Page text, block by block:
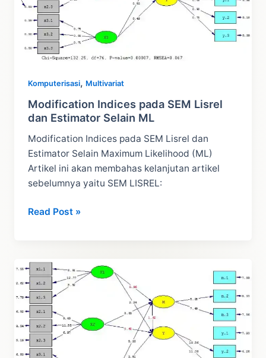
Komputerisasi, Multivariat
Modification Indices pada SEM Lisrel
dan Estimator Selain ML
Modification Indices pada SEM Lisrel dan
Estimator Selain Maximum Likelihood (ML)
Artikel ini akan membahas kelanjutan artikel
sebelumnya yaitu SEM LISREL:
Modification
Lisrel
dan
Estimator
Selain
ML
Read Post »